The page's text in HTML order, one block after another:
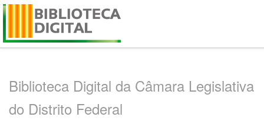
Skip
Biblioteca Digital da Câmara Legislativa
do Distrito Federal